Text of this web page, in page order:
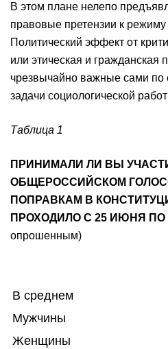
В этом плане нелепо
правовые претензии к
Политический эффект от
или этическая и гражданская
чрезвычайно важные сами по
задачи социологической
Таблица 1
ПРИНИМАЛИ ЛИ ВЫ
ОБЩЕРОССИЙСКОМ
ПОПРАВКАМ В
ПРОХОДИЛО С 25 ИЮНЯ ПО
опрошенным)
В среднем
Мужчины
Женщины